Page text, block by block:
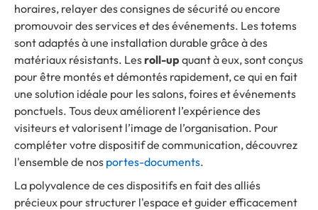
horaires, relayer des consignes de sécurité ou encore
promouvoir des services et des événements. Les totems
sont adaptés à une installation durable grâce à des
matériaux résistants. Lesroll-up quant à eux, sont conçus
pour être montés et démontés rapidement, ce qui en fait
une solution idéale pour les salons, foires et événements
ponctuels. Tous deux améliorent l’expérience des
visiteurs et valorisent l’image de l’organisation. Pour
compléter votre dispositif de communication, découvrez
l'ensemble de nos portes-documents.
La polyvalence de ces dispositifs en fait des alliés
précieux pour structurer l'espace et guider efficacement